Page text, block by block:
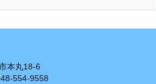
本丸18-6
554-9558